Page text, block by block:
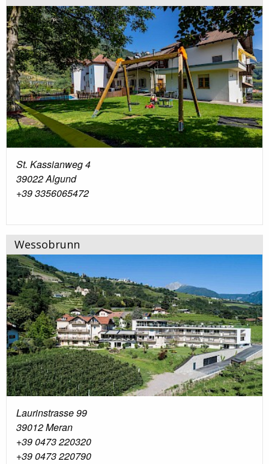
St. Kassianweg 4
39022 Algund
+39 3356065472
Wessobrunn
Laurinstrasse 99
39012 Meran
+39 0473 220320
+39 0473 220790